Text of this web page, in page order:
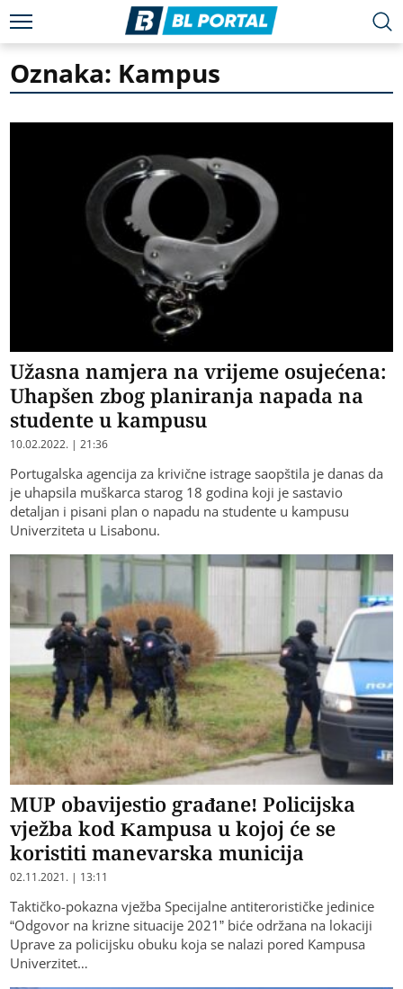
Oznaka: Kampus
Užasna namjera na vrijeme osujećena:
Uhapšen zbog planiranja napada na
studente u kampusu
10.02.2022. | 21:36
Portugalska agencija za krivične istrage saopštila je danas da
je uhapsila muškarca starog 18 godina koji je sastavio
detaljan i pisani plan o napadu na studente u kampusu
Univerziteta u Lisabonu.
MUP obavijestio građane! Policijska
vježba kod Kampusa u kojoj će se
koristiti manevarska municija
02.11.2021. | 13:11
Taktičko-pokazna vježba Specijalne antiterorističke jedinice
“Odgovor na krizne situacije 2021” biće održana na lokaciji
Uprave za policijsku obuku koja se nalazi pored Kampusa
Univerzitet…